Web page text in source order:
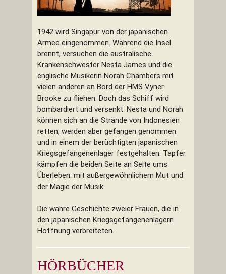
1942 wird Singapur von der japanischen
Armee eingenommen. Während die Insel
brennt, versuchen die australische
Krankenschwester Nesta James und die
englische Musikerin Norah Chambers mit
vielen anderen an Bord der HMS Vyner
Brooke zu fliehen. Doch das Schiff wird
bombardiert und versenkt. Nesta und Norah
können sich an die Strände von Indonesien
retten, werden aber gefangen genommen
und in einem der berüchtigten japanischen
Kriegsgefangenenlager festgehalten. Tapfer
kämpfen die beiden Seite an Seite ums
Überleben: mit außergewöhnlichem Mut und
der Magie der Musik.
Die wahre Geschichte zweier Frauen, die in
den japanischen Kriegsgefangenenlagern
Hoffnung verbreiteten.
HÖRBÜCHER